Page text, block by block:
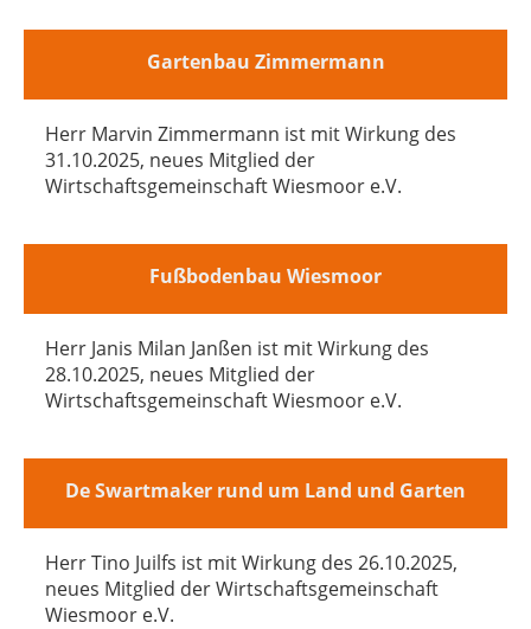
Gartenbau Zimmermann
Herr Marvin Zimmermann ist mit Wirkung des
31.10.2025, neues Mitglied der
Wirtschaftsgemeinschaft Wiesmoor e.V.
Fußbodenbau Wiesmoor
Herr Janis Milan Janßen ist mit Wirkung des
28.10.2025, neues Mitglied der
Wirtschaftsgemeinschaft Wiesmoor e.V.
De Swartmaker rund um Land und Garten
Herr Tino Juilfs ist mit Wirkung des 26.10.2025,
neues Mitglied der Wirtschaftsgemeinschaft
Wiesmoor e.V.